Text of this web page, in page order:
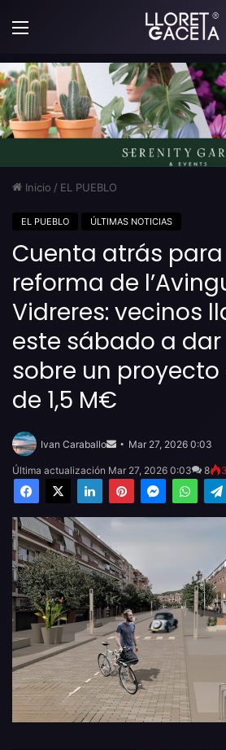
Menú
Inicio / EL PUEBLO
EL PUEBLO ÚLTIMAS NOTICIAS
Cuenta atrás
reforma de
Vidreres: vecinos
este sábado a dar
sobre un
de 1,5 M€
Ivan Caraballo
email
Mar 27, 2026 0:03
Última actualización Mar 27, 2026 0:03 8
Facebook
X LinkedInPinterestMessenger